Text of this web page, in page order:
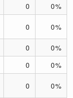
0
0%
0 0%
0
0%
0
0%
0 0%